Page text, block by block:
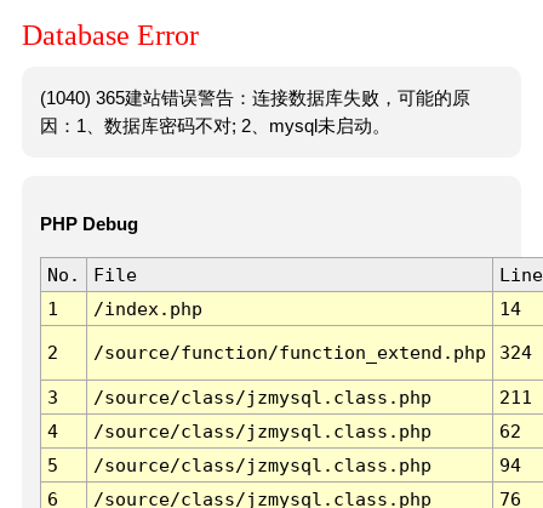
Database Error
(1040) 365建站错误警告：连接数据库失败，可能的原
因：1、数据库密码不对; 2、mysql未启动。
PHP Debug
No. File
Line
1
/index.php 14
2 /source/function/function_extend.php 324
3 /source/class/jzmysql.class.php
211
4
/source/class/jzmysql.class.php
62
5
/source/class/jzmysql.class.php
94
6
/source/class/jzmysql.class.php 76